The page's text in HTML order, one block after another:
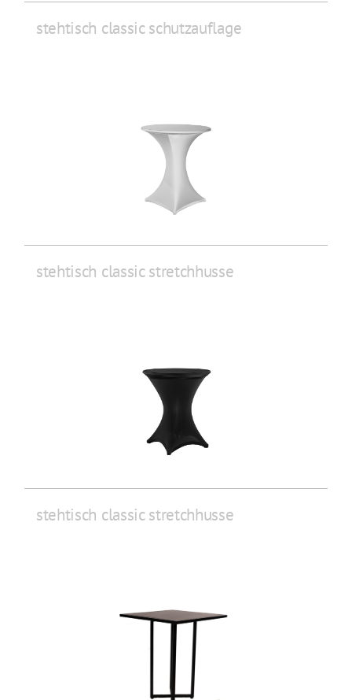
stehtisch classic schutzauflage
stehtisch classic stretchhusse
stehtisch classic stretchhusse